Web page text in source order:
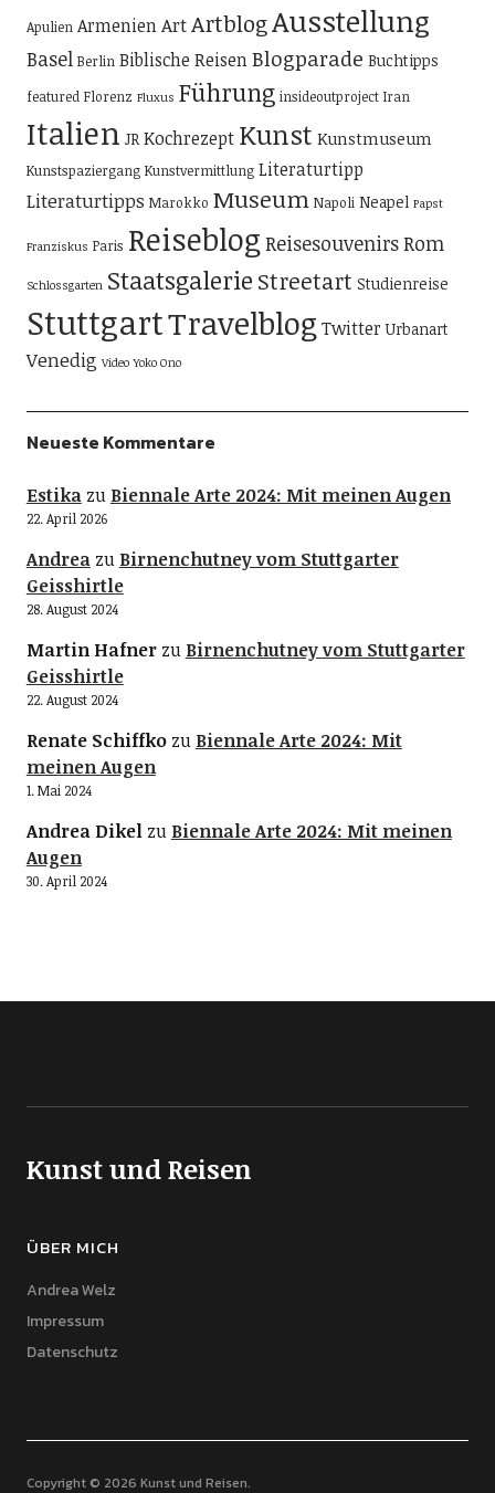
Apulien ArmenienArtArtblogAusstellung
Basel Berlin Biblische ReisenBlogparade Buchtipps
featured Florenz Fluxus Führung insideoutproject Iran
Italien JR Kochrezept Kunst Kunstmuseum
Kunstspaziergang Kunstvermittlung Literaturtipp
Literaturtipps Marokko Museum Napoli Neapel Papst
Franziskus Paris Reiseblog ReisesouvenirsRom
Schlossgarten Staatsgalerie Streetart Studienreise
StuttgartTravelblog Twitter Urbanart
Venedig Video Yoko Ono
Neueste Kommentare
Estikazu Biennale Arte 2024: Mit meinen Augen
22. April 2026
Andreazu Birnenchutney vom Stuttgarter
Geisshirtle
28. August 2024
Martin Hafnerzu Birnenchutney vom Stuttgarter
Geisshirtle
22. August 2024
Renate Schiffkozu Biennale Arte 2024: Mit
meinen Augen
1. Mai 2024
Andrea Dikelzu Biennale Arte 2024: Mit meinen
Augen
30. April 2024
Kunst und Reisen
ÜBER MICH
Andrea Welz
Impressum
Datenschutz
Copyright © 2026 Kunst und Reisen